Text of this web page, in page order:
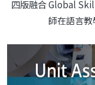
四版融合 Global
師在語言教